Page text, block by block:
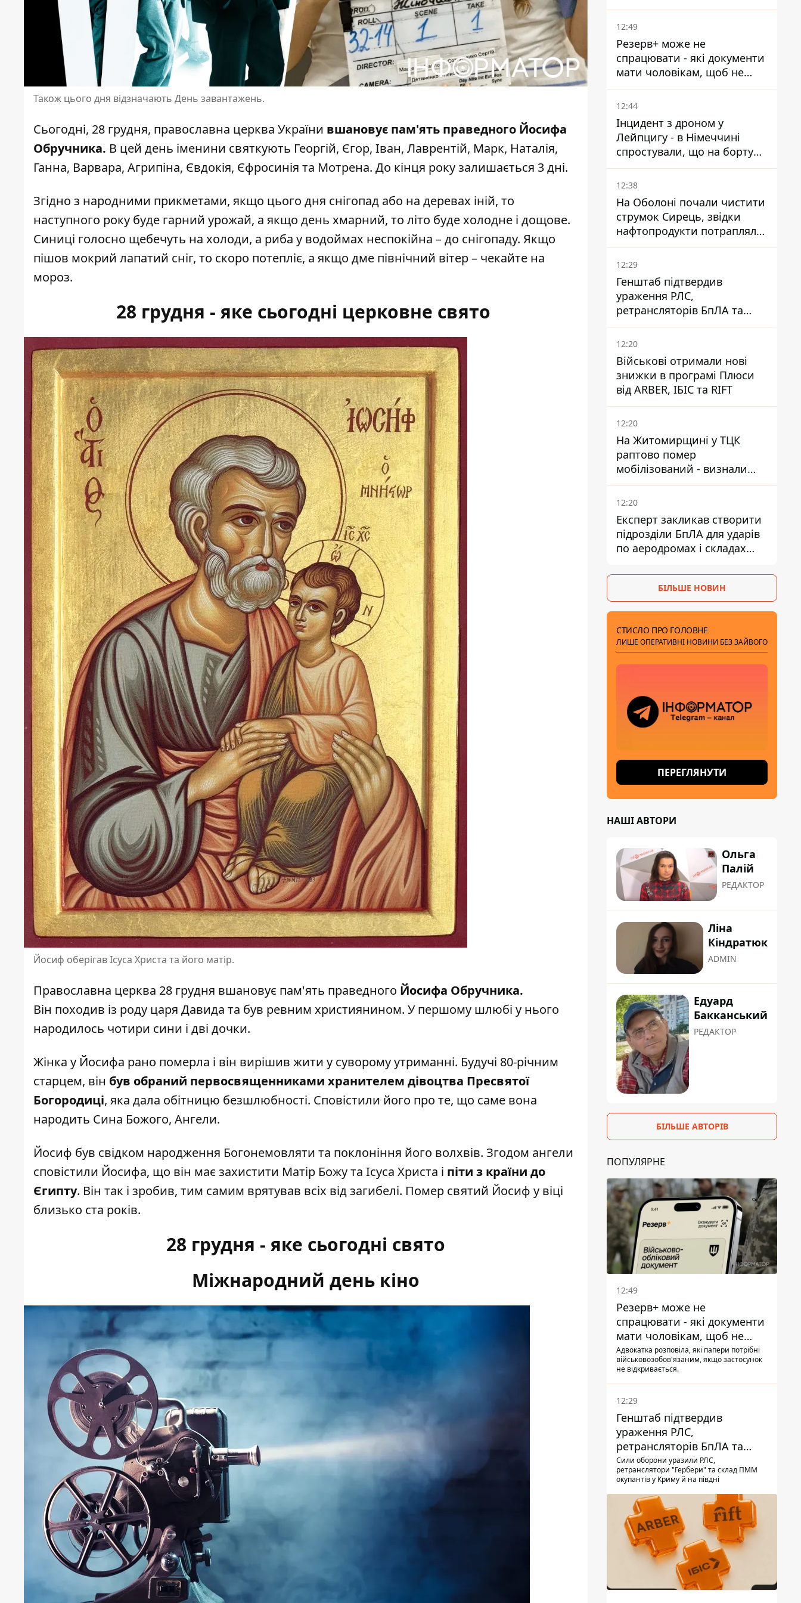
Також цього дня відзначають День завантажень.
Сьогодні, 28 грудня, православна церква України вшановує пам'ять праведного Йосифа
Обручника. В цей день іменини святкують Георгій, Єгор, Іван, Лаврентій, Марк, Наталія,
Ганна, Варвара, Агрипіна, Євдокія, Єфросинія та Мотрена. До кінця року залишається 3 дні.
Згідно з народними прикметами, якщо цього дня снігопад або на деревах іній, то
наступного року буде гарний урожай, а якщо день хмарний, то літо буде холодне і дощове.
Синиці голосно щебечуть на холоди, а риба у водоймах неспокійна – до снігопаду. Якщо
пішов мокрий лапатий сніг, то скоро потепліє, а якщо дме північний вітер – чекайте на
мороз.
28 грудня - яке сьогодні церковне свято
Йосиф оберігав Ісуса Христа та його матір.
Православна церква 28 грудня вшановує пам'ять праведного Йосифа Обручника.
Він походив із роду царя Давида та був ревним християнином. У першому шлюбі у нього
народилось чотири сини і дві дочки.
Жінка у Йосифа рано померла і він вирішив жити у суворому утриманні. Будучі 80-річним
старцем, він був обраний первосвященниками хранителем дівоцтва Пресвятої
Богородиці, яка дала обітницю безшлюбності. Сповістили його про те, що саме вона
народить Сина Божого, Ангели.
Йосиф був свідком народження Богонемовляти та поклоніння його волхвів. Згодом ангели
сповістили Йосифа, що він має захистити Матір Божу та Ісуса Христа і піти з країни до
Єгипту. Він так і зробив, тим самим врятував всіх від загибелі. Помер святий Йосиф у віці
близько ста років.
28 грудня - яке сьогодні свято
Міжнародний день кіно
смерті у вʼязниці, де його
катували та робили інʼєкції
12:49
Резерв+ може не
спрацювати - які документи
мати чоловікам, щоб не
потрапити до ТЦК
12:44
Інцидент з дроном у
Лейпцигу - в Німеччині
спростували, що на борту
українського літака були
зброя та боєприпаси
12:38
На Оболоні почали чистити
струмок Сирець, звідки
нафтопродукти потрапляли
до озер
12:29
Генштаб підтвердив
ураження РЛС,
ретрансляторів БпЛА та
інших військових об'єктів
РФ у Криму й на півдні
12:20
Військові отримали нові
знижки в програмі Плюси
від ARBER, ІБІС та RIFT
12:20
На Житомирщині у ТЦК
раптово помер
мобілізований - визнали
придатним і одразу ж
зупинилося серце
12:20
Експерт закликав створити
підрозділи БпЛА для ударів
по аеродромах і складах
БІЛЬШЕ НОВИН
СТИСЛО ПРО ГОЛОВНЕ
ЛИШЕ ОПЕРАТИВНІ НОВИНИ БЕЗ ЗАЙВОГО
ПЕРЕГЛЯНУТИ
НАШІ АВТОРИ
Ольга
Палій
РЕДАКТОР
Ліна
Кіндратюк
ADMIN
Едуард
Бакканський
РЕДАКТОР
БІЛЬШЕ АВТОРІВ
ПОПУЛЯРНЕ
12:49
Резерв+ може не
спрацювати - які документи
мати чоловікам, щоб не
потрапити до ТЦК
Адвокатка розповіла, які папери потрібні
військовозобов'язаним, якщо застосунок
не відкривається.
12:29
Генштаб підтвердив
ураження РЛС,
ретрансляторів БпЛА та
інших військових об'єктів
РФ у Криму й на півдні
Сили оборони уразили РЛС,
ретранслятори "Гербери" та склад ПММ
окупантів у Криму й на півдні